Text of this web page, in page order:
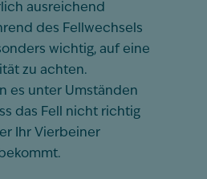
ausreichend
des Fellwechsels
wichtig, auf eine
zu achten.
es unter Umständen
das Fell nicht richtig
Ihr Vierbeiner